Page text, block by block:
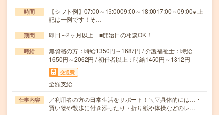
時間
【シフト例】07:00～16:0009:00～18:0017:00～09:00※ 上
記は一例です！そ…
期間 即日～2ヶ月以上 ■開始日の相談OK！
時給
無資格の方：時給1350円～1687円 / 介護福祉士：時給
1650円～2062円 / 初任者以上：時給1450円～1812円
交通費
全額支給
仕事内容
／利用者の方の日常生活をサポート！＼▽具体的には…・
買い物や散歩に付き添ったり・折り紙や体操などのレ…